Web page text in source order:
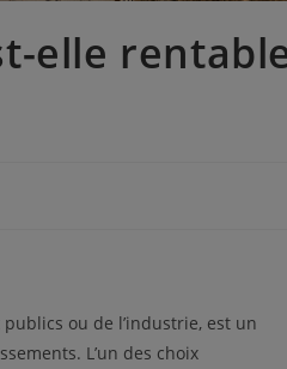
elle
ou de l’industrie, est un
L’un des choix